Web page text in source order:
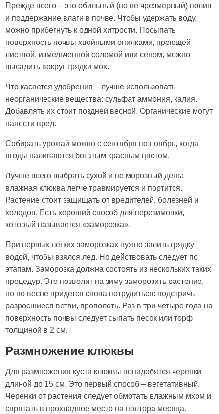
Прежде всего – это обильный (но не чрезмерный) полив
и поддержание влаги в почве. Чтобы удержать воду,
можно прибегнуть к одной хитрости. Посыпать
поверхность почвы хвойными опилками, преющей
листвой, измельченной соломой или сеном, можно
высадить вокруг грядки мох.
Что касается удобрения – лучше использовать
неорганические вещества: сульфат аммония, калия.
Добавлять их стоит поздней весной. Органические могут
нанести вред.
Собирать урожай можно с сентября по ноябрь, когда
ягоды наливаются богатым красным цветом.
Лучше всего выбрать сухой и не морозный день:
влажная клюква легче травмируется и портится.
Растение стоит защищать от вредителей, болезней и
холодов. Есть хороший способ для перезимовки,
который называется «заморозка».
При первых легких заморозках нужно залить грядку
водой, чтобы взялся лед. Но действовать следует по
этапам. Заморозка должна состоять из нескольких таких
процедур. Это позволит на зиму заморозить растение,
но по весне придется снова потрудиться: подстричь
разросшиеся ветви, прополоть. Раз в три-четыре года на
поверхность почвы следует сыпать песок или торф
толщиной в 2 см.
Размножение клюквы
Для размножения куста клюквы понадобятся черенки
длиной до 15 см. Это первый способ – вегетативный.
Черенки от растения следует обмотать влажным мхом и
спрятать в прохладное место на полтора месяца.